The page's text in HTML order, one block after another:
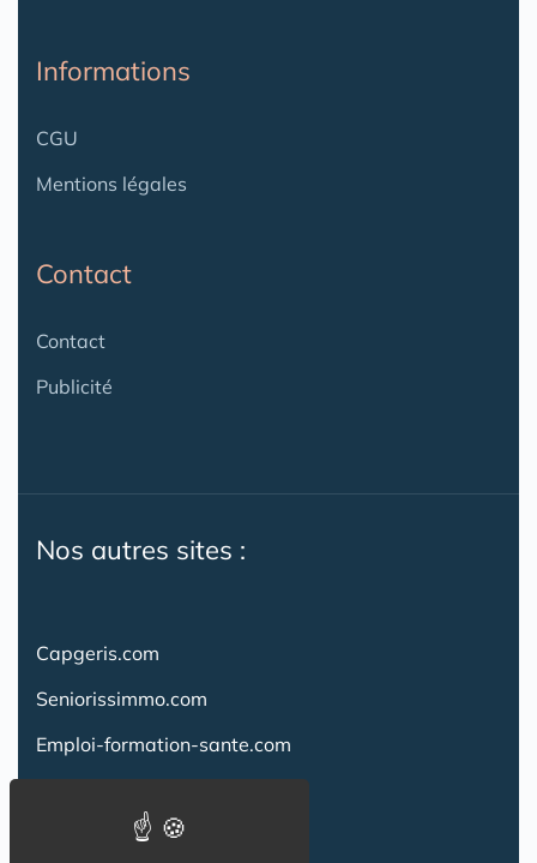
Informations
CGU
Mentions légales
Contact
Contact
Publicité
Nos autres sites :
Capgeris.com
Seniorissimmo.com
Emploi-formation-sante.com
Creche-et-naissance.com